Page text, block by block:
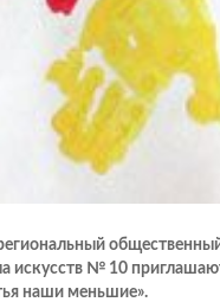
искусств № 10
наши меньшие».